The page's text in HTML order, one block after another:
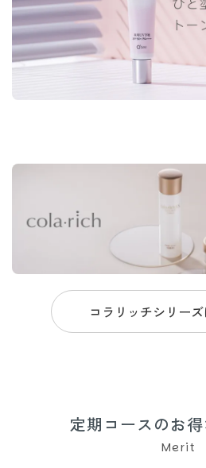
コラリッチシリー
定期コースのお
Merit